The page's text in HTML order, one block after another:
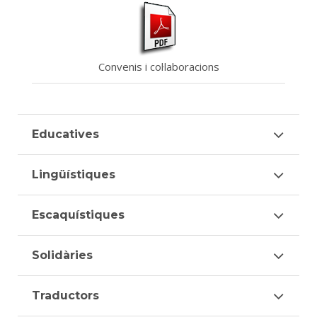
Convenis i col·laboracions
Educatives
Lingüístiques
Escaquístiques
Solidàries
Traductors